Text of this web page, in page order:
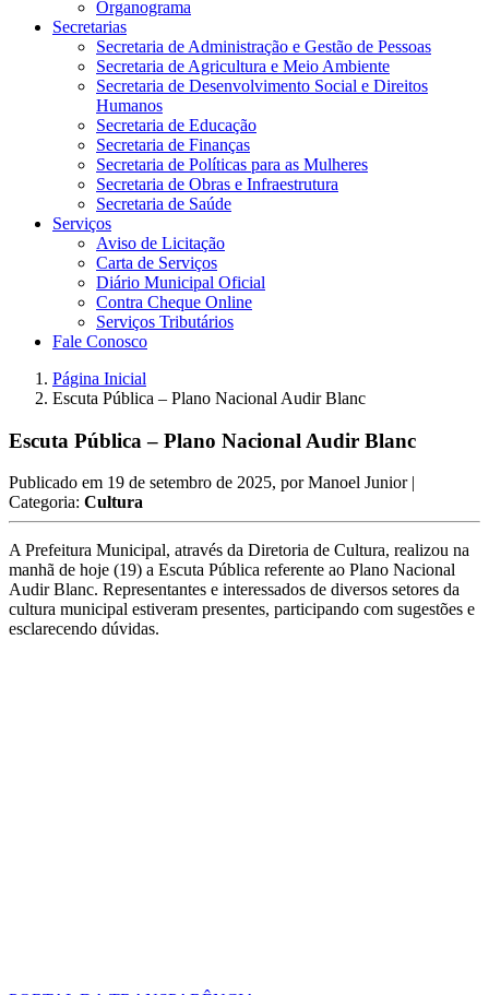
Organograma
Secretarias
Secretaria de Administração e Gestão de Pessoas
Secretaria de Agricultura e Meio Ambiente
Secretaria de Desenvolvimento Social e Direitos
Humanos
Secretaria de Educação
Secretaria de Finanças
Secretaria de Políticas para as Mulheres
Secretaria de Obras e Infraestrutura
Secretaria de Saúde
Serviços
Aviso de Licitação
Carta de Serviços
Diário Municipal Oficial
Contra Cheque Online
Serviços Tributários
Fale Conosco
Página Inicial
Escuta Pública – Plano Nacional Audir Blanc
Escuta Pública – Plano Nacional Audir Blanc
Publicado em 19 de setembro de 2025, porManoel Junior |
Categoria: Cultura
A Prefeitura Municipal, através da Diretoria de Cultura, realizou na
manhã de hoje (19) a Escuta Pública referente ao Plano Nacional
Audir Blanc. Representantes e interessados de diversos setores da
cultura municipal estiveram presentes, participando com sugestões e
esclarecendo dúvidas.